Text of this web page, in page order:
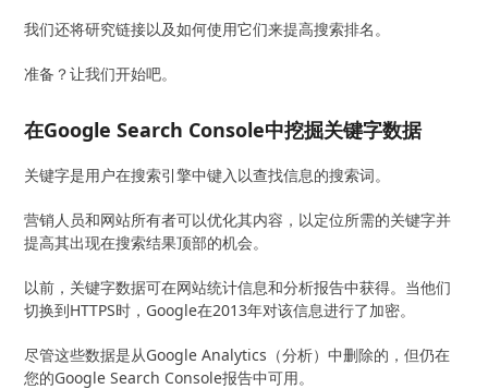
我们还将研究链接以及如何使用它们来提高搜索排名。
准备？让我们开始吧。
在Google Search Console中挖掘关键字数据
关键字是用户在搜索引擎中键入以查找信息的搜索词。
营销人员和网站所有者可以优化其内容，以定位所需的关键字并
提高其出现在搜索结果顶部的机会。
以前，关键字数据可在网站统计信息和分析报告中获得。当他们
切换到HTTPS时，Google在2013年对该信息进行了加密。
尽管这些数据是从Google Analytics（分析）中删除的，但仍在
您的Google Search Console报告中可用。